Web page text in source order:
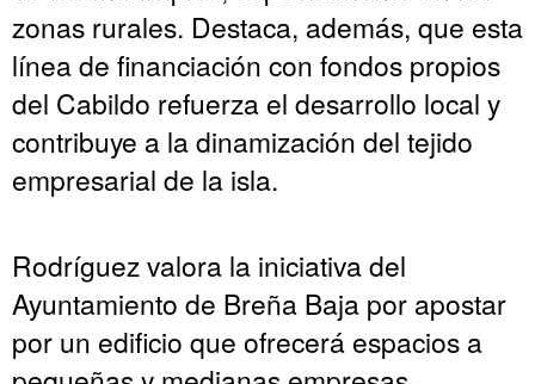
zonas rurales. Destaca, además, que esta
línea de financiación con fondos propios
del Cabildo refuerza el desarrollo local y
contribuye a la dinamización del tejido
empresarial de la isla.
Rodríguez valora la iniciativa del
Ayuntamiento de Breña Baja por apostar
por un edificio que ofrecerá espacios a